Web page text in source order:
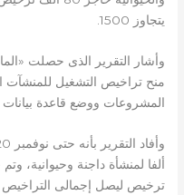
يتجاوز 1500.
وأشار التقرير الذى حصلت
منح تراخيص التشغيل للمنشآت
المشروعات ووضع قاعدة بيانات
ترخيص ليصل إجمالى التراخيص إلى 80ألفا